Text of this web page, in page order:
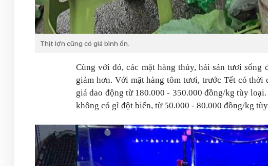
Thịt lợn cũng có giá bình ổn.
Cùng với đó, các mặt hàng thủy, hải sản tươi
giảm hơn. Với mặt hàng tôm tươi, trước Tết có
giá dao động từ 180.000 - 350.000 đồng/kg tùy
không có gì đột biến, từ 50.000 - 80.000 đồng/kg